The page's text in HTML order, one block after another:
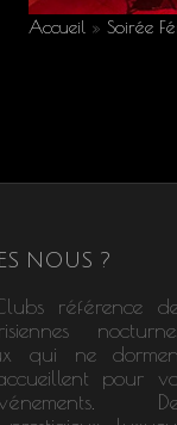
Accueil » Soirée
NOUS ?
référence
qui ne
pour